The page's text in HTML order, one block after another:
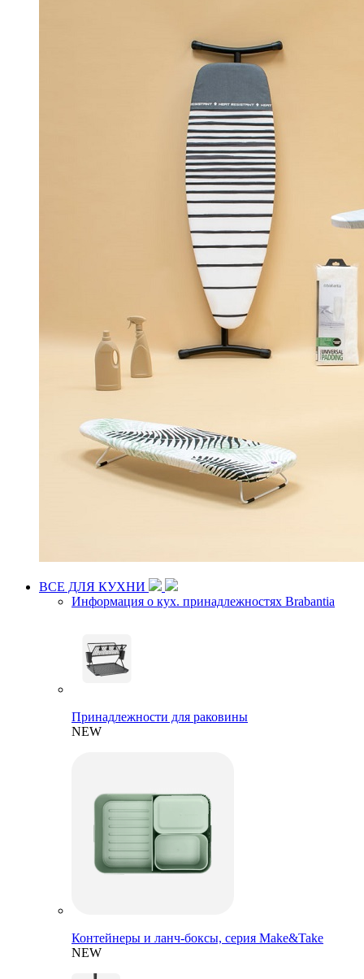
ВСЕ ДЛЯ КУХНИ
Информация о кух. принадлежностях Brabantia
Принадлежности для раковины
NEW
Контейнеры и ланч-боксы, серия Make&Take
NEW